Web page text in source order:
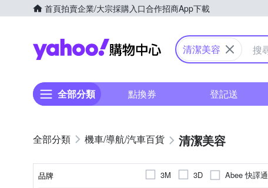
首頁拍賣企業/大宗採購入口合作招商App下載
Yahoo購物中心
清潔美容
全部分類 點換券 登記送
機車/導航/汽車百貨 清潔美容
品牌 3M 3D Abee 快譯通